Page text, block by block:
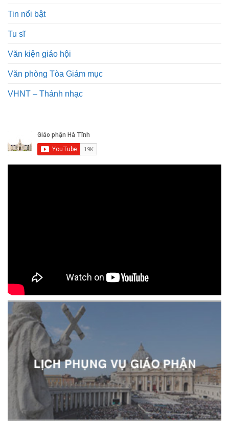
Tin nổi bật
Tu sĩ
Văn kiện giáo hội
Văn phòng Tòa Giám mục
VHNT – Thánh nhạc